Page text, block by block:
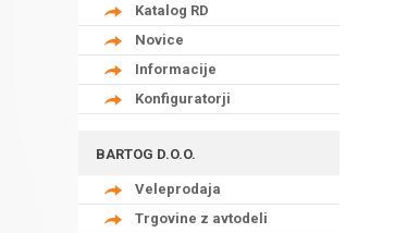
Katalog RD
Novice
Informacije
Konfiguratorji
BARTOG D.O.O.
Veleprodaja
Trgovine z avtodeli